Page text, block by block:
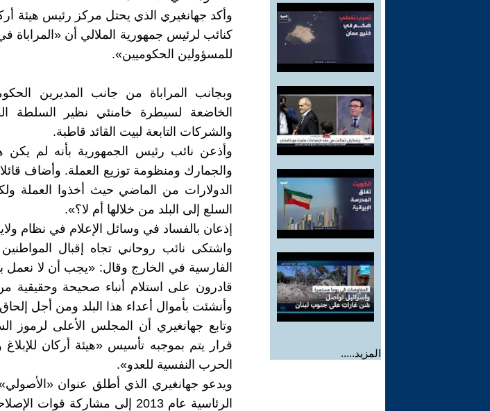
المزيد.....
وأكد جهانغيري الذي يحتل مركز رئيس هيئة
كنائب لرئيس جمهورية الملالي أن «المراباة
للمسؤولين الحكوميين».
وبجانب المراباة من جانب المديرين
الخاضعة لسيطرة خامنئي نظير السلطة
والشركات التابعة لبيت القائد قاطبة.
وأذعن نائب رئيس الجمهورية بأنه لم
والجمارك ومنظومة توزيع العملة. وأضاف
الدولارات من الماضي حيث أخذوا العملة
السلع إلى البلد من خلالها أم لا؟».
إذعان بالفساد في وسائل الإعلام في نظام
واشتكى نائب روحاني تجاه إقبال
الفارسية في الخارج وقال: «يجب أن لا نعمل
قادرون على استلام أنباء صحيحة وحقيقية
وأنشئت بأموال أعداء هذا البلد ومن أجل إلحاق
وتابع جهانغيري أن المجلس الأعلى لرموز
قرار يتم بموجبه تأسيس «هيئة أركان
الحرب النفسية للعدو».
ويدعو جهانغيري الذي أطلق عنوان
الرئاسية عام 2013 إلى مشاركة